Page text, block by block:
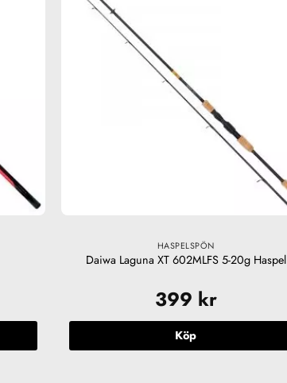
HASPELSPÖN
Daiwa Laguna XT 602MLFS 5-20g Haspel
399 kr
Köp